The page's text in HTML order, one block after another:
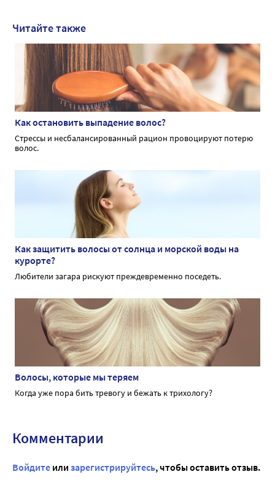
Читайте также
Как остановить выпадение волос?
Стрессы и несбалансированный рацион провоцируют потерю
волос.
Как защитить волосы от солнца и морской воды на
курорте?
Любители загара рискуют преждевременно поседеть.
Волосы, которые мы теряем
Когда уже пора бить тревогу и бежать к трихологу?
Комментарии
Войдите или зарегистрируйтесь, чтобы оставить отзыв.